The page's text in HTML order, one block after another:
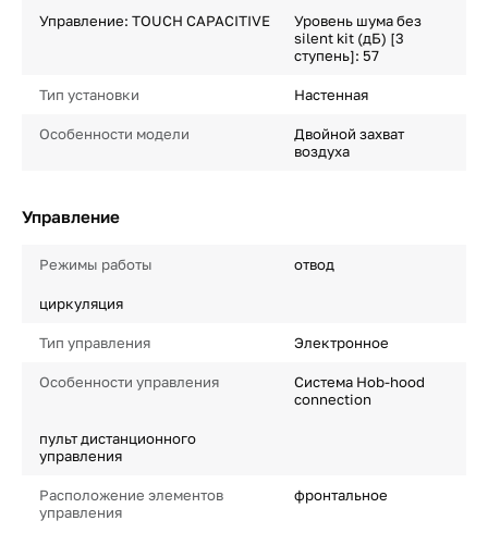
Управление: TOUCH CAPACITIVE
Уровень шума без
silent kit (дБ) [3
ступень]: 57
Тип установки Настенная
Особенности модели
Двойной захват
воздуха
Управление
Режимы работы отвод
циркуляция
Тип управления Электронное
Особенности управления
Система Hob-hood
connection
пульт дистанционного
управления
Расположение элементов
управления
фронтальное